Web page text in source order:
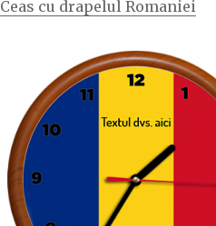
Ceas cu drapelul Romaniei